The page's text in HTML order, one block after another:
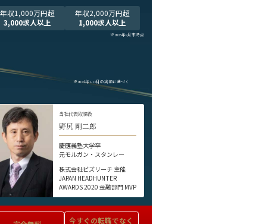
年収1,000万円超
3,000求人以上
年収2,000万円超
1,000求人以上
※2025年9月末時点
※2024年1-12月の実績に基づく
当社代表取締役
野尻 剛二郎
慶應義塾大学卒
元モルガン・スタンレー
株式会社ビズリーチ 主催
JAPAN HEADHUNTER
AWARDS 2020 金融部門 MVP
今すぐの転職でなく